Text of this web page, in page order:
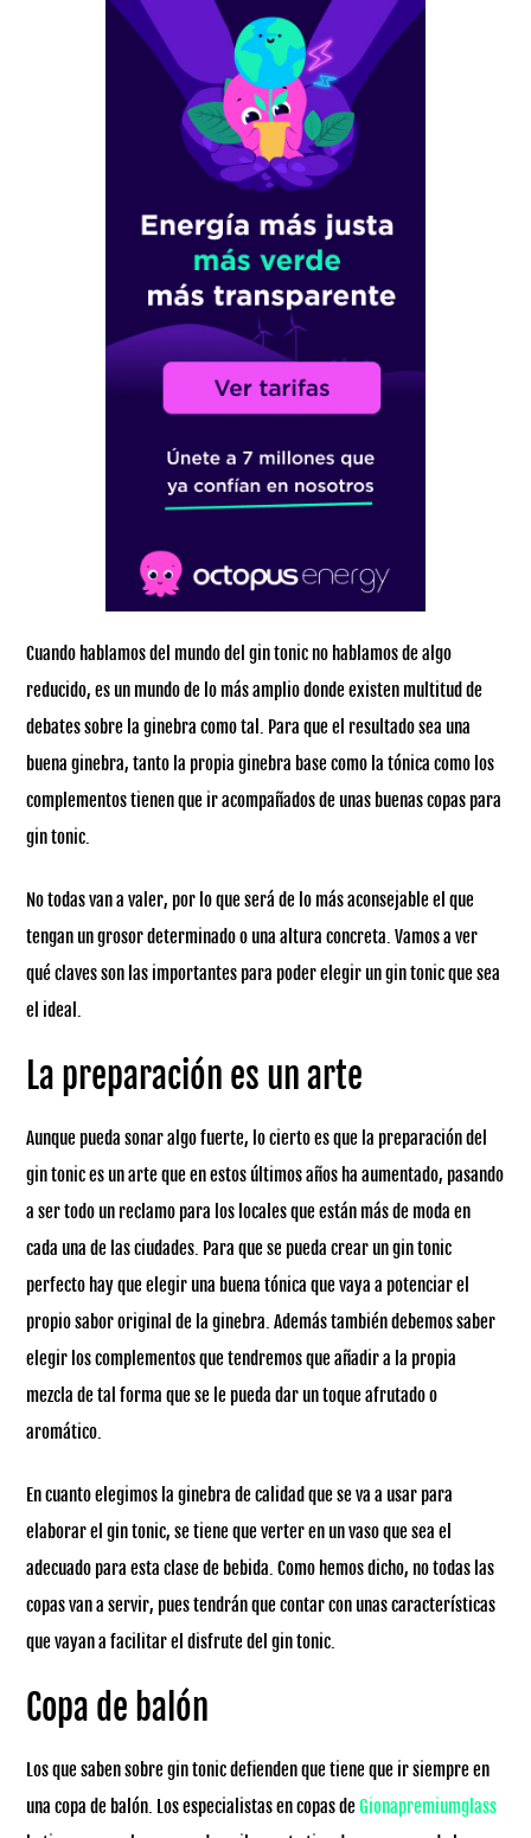
Cuando hablamos del mundo del gin tonic no hablamos de algo
reducido, es un mundo de lo más amplio donde existen multitud de
debates sobre la ginebra como tal. Para que el resultado sea una
buena ginebra, tanto la propia ginebra base como la tónica como los
complementos tienen que ir acompañados de unas buenas copas para
gin tonic.
No todas van a valer, por lo que será de lo más aconsejable el que
tengan un grosor determinado o una altura concreta. Vamos a ver
qué claves son las importantes para poder elegir un gin tonic que sea
el ideal.
La preparación es un arte
Aunque pueda sonar algo fuerte, lo cierto es que la preparación del
gin tonic es un arte que en estos últimos años ha aumentado, pasando
a ser todo un reclamo para los locales que están más de moda en
cada una de las ciudades. Para que se pueda crear un gin tonic
perfecto hay que elegir una buena tónica que vaya a potenciar el
propio sabor original de la ginebra. Además también debemos saber
elegir los complementos que tendremos que añadir a la propia
mezcla de tal forma que se le pueda dar un toque afrutado o
aromático.
En cuanto elegimos la ginebra de calidad que se va a usar para
elaborar el gin tonic, se tiene que verter en un vaso que sea el
adecuado para esta clase de bebida. Como hemos dicho, no todas las
copas van a servir, pues tendrán que contar con unas características
que vayan a facilitar el disfrute del gin tonic.
Copa de balón
Los que saben sobre gin tonic defienden que tiene que ir siempre en
una copa de balón. Los especialistas en copas deGionapremiumglass